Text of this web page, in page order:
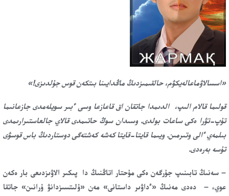
«اسسالاۋماعالەيكۋم، حالقىمىزدىڭ ماڭدايىنا بىتكەن قوس جۇلدىزى!»
قولىما قالام الىپ، الدىمدا جاتقان اق قاعازعا وسى ءبىر سويلەمدى جازعانىما
تۇپ-تۋرا ەكى ساعات بولدى.وسىدان سوڭ حاتىمدى قالاي جالعاستىرارىمدى
بىلمەي ءالى وتىرمىن. ويىما قايتا-قايتا كەشە كەشتەگى دوستاردىڭ باس قوسۋى
تۇسە بەرەدى.
– سەنىڭ تابىنىپ جۇرگەن ەكى مۇحتار اتاڭنىڭ دا پىكىر الاۋىزدىعى بار ەكەن
عوي، – دەدى مەنىڭ «ءداۋىر داستانى» مەن «ۇلىتسىزدانۋ ۇرانىن» جاتقا